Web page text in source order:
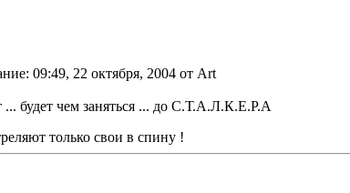
: 09:49, 22 октября, 2004 от Art
будет чем заняться ... до С.Т.А.Л.К.Е.Р.А
только свои в спину !